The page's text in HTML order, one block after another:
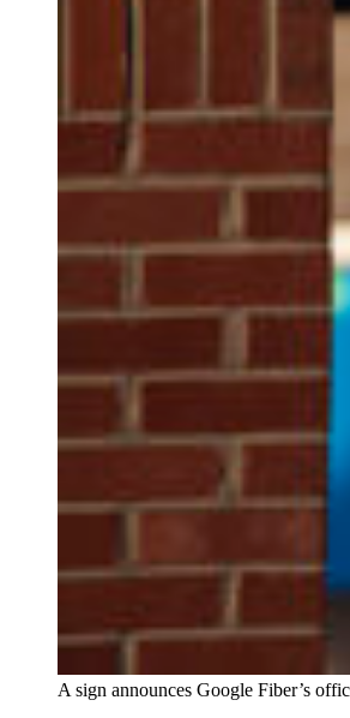
A sign announces Google Fiber’s